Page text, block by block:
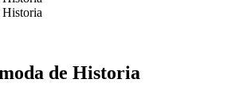
Historia
de Historia